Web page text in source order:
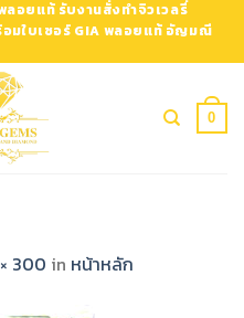
ลอยแท้ รับงานสั่งทำจิวเวลรี่
มใบเซอร์ GIA พลอยแท้ อัญมณี
0
300 in หน้าหลัก